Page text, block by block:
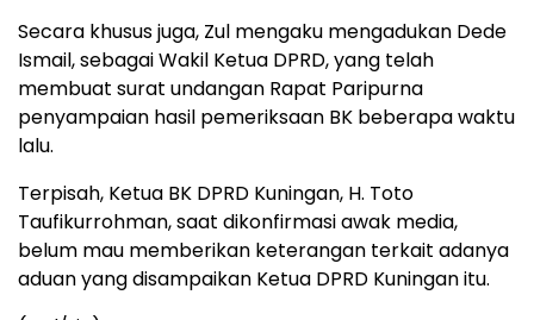
Secara khusus juga, Zul mengaku mengadukan Dede
Ismail, sebagai Wakil Ketua DPRD, yang telah
membuat surat undangan Rapat Paripurna
penyampaian hasil pemeriksaan BK beberapa waktu
lalu.
Terpisah, Ketua BK DPRD Kuningan, H. Toto
Taufikurrohman, saat dikonfirmasi awak media,
belum mau memberikan keterangan terkait adanya
aduan yang disampaikan Ketua DPRD Kuningan itu.